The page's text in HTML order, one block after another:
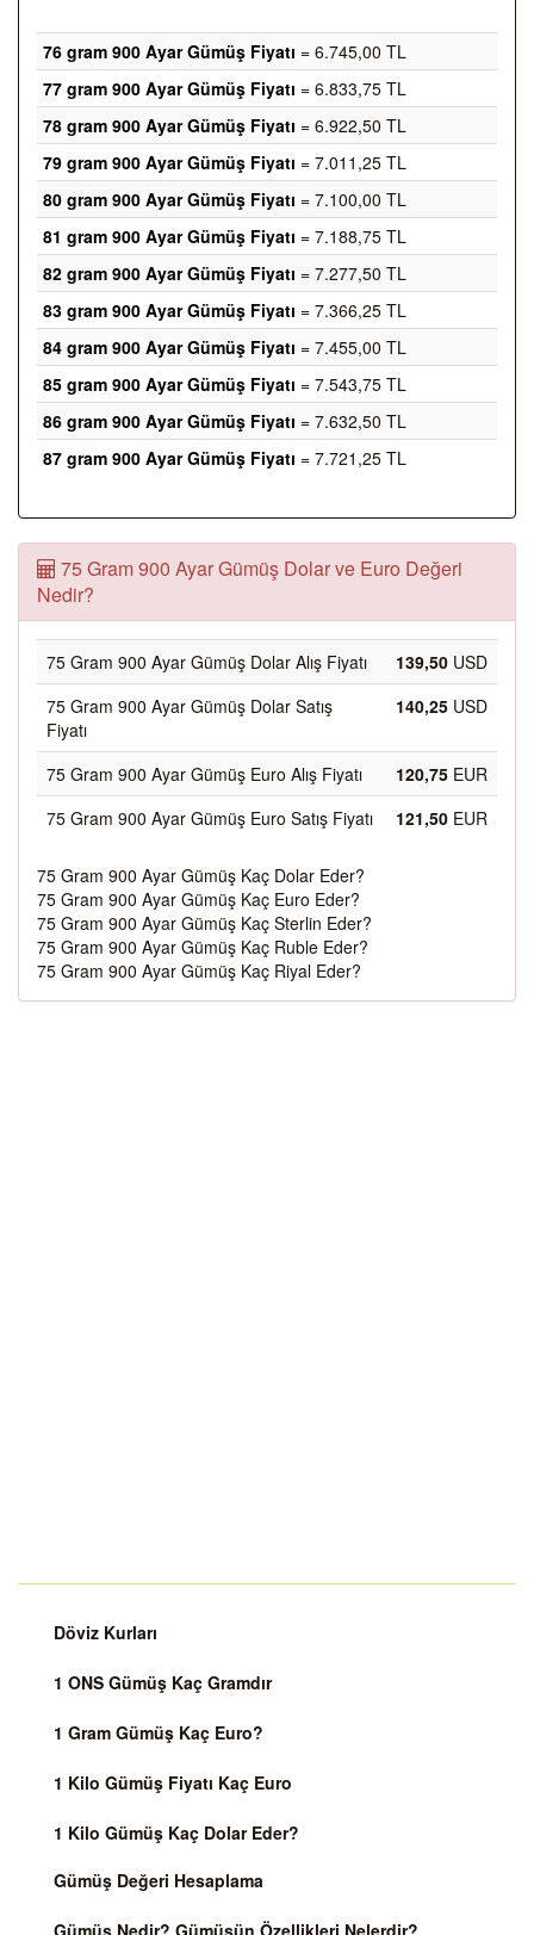
76 gram 900 Ayar Gümüş Fiyatı = 6.745,00 TL
77 gram 900 Ayar Gümüş Fiyatı = 6.833,75 TL
78 gram 900 Ayar Gümüş Fiyatı = 6.922,50 TL
79 gram 900 Ayar Gümüş Fiyatı = 7.011,25 TL
80 gram 900 Ayar Gümüş Fiyatı = 7.100,00 TL
81 gram 900 Ayar Gümüş Fiyatı = 7.188,75 TL
82 gram 900 Ayar Gümüş Fiyatı = 7.277,50 TL
83 gram 900 Ayar Gümüş Fiyatı = 7.366,25 TL
84 gram 900 Ayar Gümüş Fiyatı = 7.455,00 TL
85 gram 900 Ayar Gümüş Fiyatı = 7.543,75 TL
86 gram 900 Ayar Gümüş Fiyatı = 7.632,50 TL
87 gram 900 Ayar Gümüş Fiyatı = 7.721,25 TL
75 Gram 900 Ayar Gümüş Dolar ve Euro Değeri
Nedir?
75 Gram 900 Ayar Gümüş Dolar Alış Fiyatı 139,50 USD
75 Gram 900 Ayar Gümüş Dolar Satış
Fiyatı
140,25 USD
75 Gram 900 Ayar Gümüş Euro Alış Fiyatı 120,75 EUR
75 Gram 900 Ayar Gümüş Euro Satış Fiyatı
121,50 EUR
75 Gram 900 Ayar Gümüş Kaç Dolar Eder?
75 Gram 900 Ayar Gümüş Kaç Euro Eder?
75 Gram 900 Ayar Gümüş Kaç Sterlin Eder?
75 Gram 900 Ayar Gümüş Kaç Ruble Eder?
75 Gram 900 Ayar Gümüş Kaç Riyal Eder?
Döviz Kurları
1 ONS Gümüş Kaç Gramdır
1 Gram Gümüş Kaç Euro?
1 Kilo Gümüş Fiyatı Kaç Euro
1 Kilo Gümüş Kaç Dolar Eder?
Gümüş Değeri Hesaplama
Gümüş Nedir? Gümüşün Özellikleri Nelerdir?